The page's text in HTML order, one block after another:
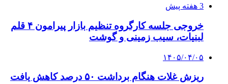
3 هفته پیش
خروجی جلسه کارگروه تنظیم بازار پیرامون ۴ قلم
لبنیات، سیب زمینی و گوشت
۱۴۰۵/۰۴/۰۵
ریزش غلات هنگام برداشت ۵۰ درصد کاهش یافت